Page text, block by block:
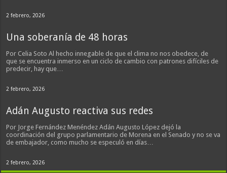
2 febrero, 2026
Una soberanía de 48 horas
Por Celia Soto Al hecho innegable de que el clima no nos obedece, de
que se encuentra inmerso en un ciclo de cambio con patrones difíciles de
predecir, hay que…
2 febrero, 2026
Adán Augusto reactiva sus redes
Por Jorge Fernández Menéndez Adán Augusto López dejó la
coordinación del grupo parlamentario de Morena en el Senado y no se va
de embajador, como mucho se especuló en días…
2 febrero, 2026